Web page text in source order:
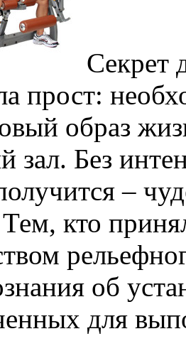
Секрет
прост:
образ
зал. Без
–
Тем, кто
об
для